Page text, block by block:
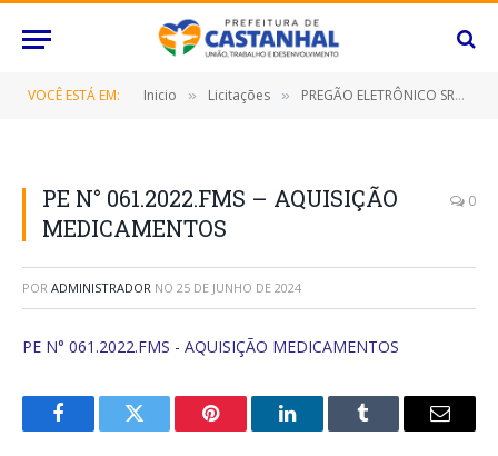
VOCÊ ESTÁ EM: Inicio » Licitações » PREGÃO ELETRÔNICO SRP Nº 061/2022 (CONTRATAÇÃO DE EMPRESA ESPECIALIZADA PARA AQUISIÇÃO DE MEDICAMENTOS
PE N° 061.2022.FMS – AQUISIÇÃO
MEDICAMENTOS
0
POR ADMINISTRADOR NO 25 DE JUNHO DE 2024
PE N° 061.2022.FMS - AQUISIÇÃO MEDICAMENTOS
FacebookTwitter Pinterest O
Tumblr
E-